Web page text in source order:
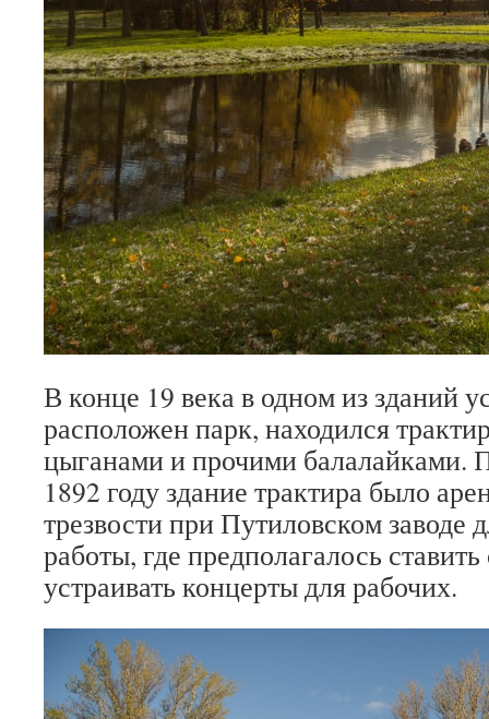
В конце 19 века в одном из зданий
расположен парк, находился
цыганами и прочими балалайками.
1892 году здание трактира было
трезвости при Путиловском заводе
работы, где предполагалось
устраивать концерты для рабочих.